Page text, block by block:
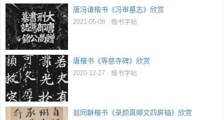
唐冯谦楷书《冯审墓志》欣赏
2021-05-08 楷书字帖
唐楷书《等慈寺碑》欣赏
2020-12-27 楷书字帖
翁同龢楷书《录颜真卿文四屏轴》欣赏